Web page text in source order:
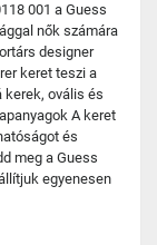
001 a Guess
nők számára
designer
keret teszi a
kerek, ovális és
A keret
és
meg a Guess
egyenesen